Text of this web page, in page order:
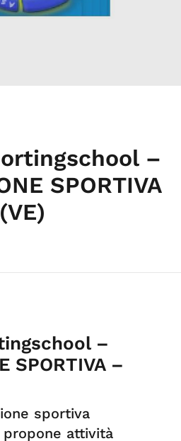
–
SPORTIVA
–
SPORTIVA –
sportiva
attività